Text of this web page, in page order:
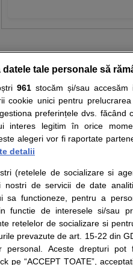
Resurse: Autoevaluare simptome
Opiniile avizate ale medicilor,
nici diagnosticul stabilit in urma
ii punem la dispozitie pentru
Despre noi
Despre noi
Contact
Intrebari frecvente
Consultanti
medicali
Legal
Termeni si
Politica de
Politica de
Modifica
datele tale personale să
961stocăm și/sau accesăm
cookie unici pentru
preferințele dvs. făcând
interes legitim în orice
alegeri vor fi raportate
detalii
(retelele de socializare si
nostri de servicii de date
sa functioneze, pentru a
functie de interesele si/sau
retelelor de socializare si
prevazute de art. 15-22 din
personal. Aceste drepturi pot
pe “ACCEPT TOATE”,